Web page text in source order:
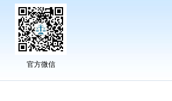
官方微信